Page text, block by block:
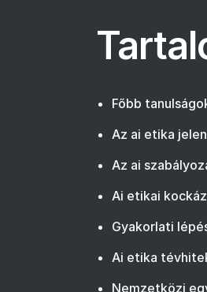
Főbb
Az ai etika
Az ai
Ai etikai
Gyakorlati
Ai etika
Nemzetközi